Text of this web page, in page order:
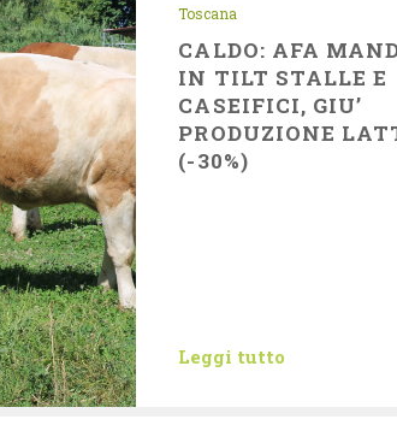
Toscana
CALDO: AFA
IN TILT STALLE E
CASEIFICI, GIU’
PRODUZIONE
(-30%)
Leggi tutto